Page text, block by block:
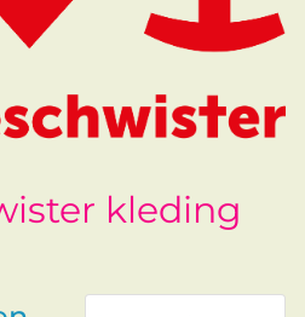
kleding